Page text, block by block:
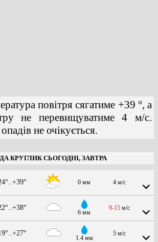
повітря сягатиме +39 °, а
не перевищуватиме 4 м/с.
не очікується.
КРУГЛИК СЬОГОДНІ, ЗАВТРА
0 мм 4 м/с
6 мм
9-15 м/с
1.4 мм
5 м/с